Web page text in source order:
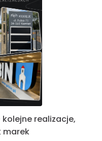
realizacje,
marek